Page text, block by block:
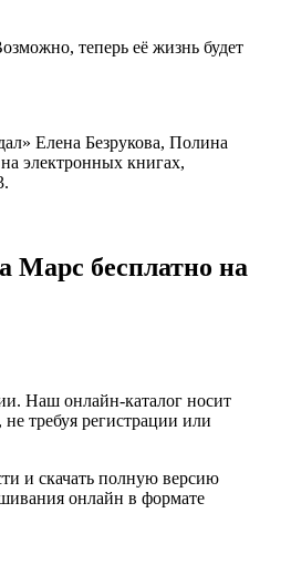
теперь её жизнь будет
Елена Безрукова, Полина
электронных книгах,
Марс бесплатно на
Наш онлайн-каталог носит
требуя регистрации или
и скачать полную версию
онлайн в формате